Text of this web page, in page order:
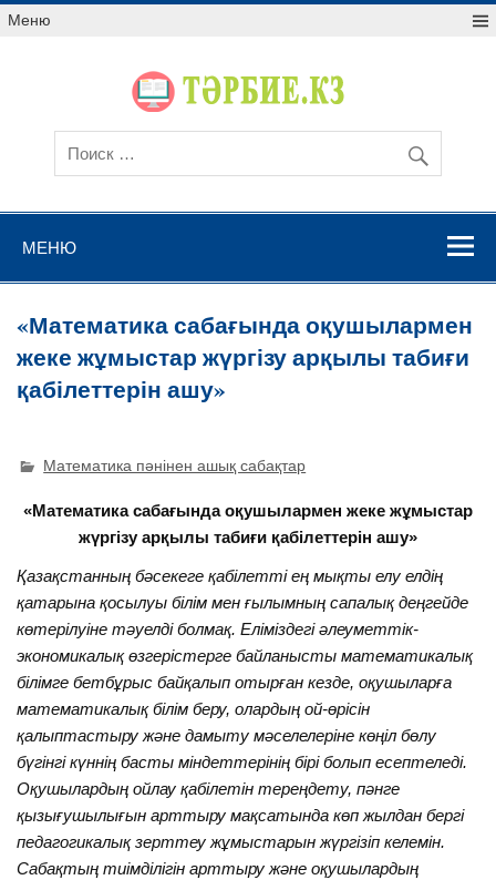
Меню
МЕНЮ
«Математика сабағында оқушылармен
жеке жұмыстар жүргізу арқылы табиғи
қабілеттерін ашу»
Математика пәнінен ашық сабақтар
«Математика сабағында оқушылармен жеке жұмыстар
жүргізу арқылы табиғи қабілеттерін ашу»
Қазақстанның бәсекеге қабілетті ең мықты елу елдің
қатарына қосылуы білім мен ғылымның сапалық деңгейде
көтерілуіне тәуелді болмақ. Еліміздегі әлеуметтік-
экономикалық өзгерістерге байланысты математикалық
білімге бетбұрыс байқалып отырған кезде, оқушыларға
математикалық білім беру, олардың ой-өрісін
қалыптастыру және дамыту мәселелеріне көңіл бөлу
бүгінгі күннің басты міндеттерінің бірі болып есептеледі.
Оқушылардың ойлау қабілетін тереңдету, пәнге
қызығушылығын арттыру мақсатында көп жылдан бергі
педагогикалық зерттеу жұмыстарын жүргізіп келемін.
Сабақтың тиімділігін арттыру және оқушылардың